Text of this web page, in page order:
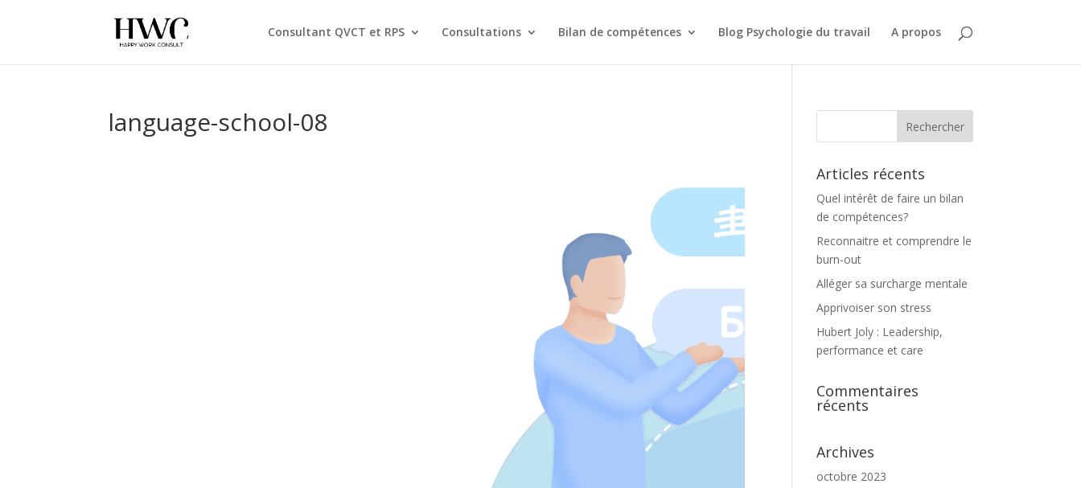
Consultant QVCT et RPS Consultations Bilan de compétences Blog Psychologie du travail A propos
language-school-08
Articles récents
Quel intérêt de faire un bilan
de compétences?
Reconnaitre et comprendre le
burn-out
Alléger sa surcharge mentale
Apprivoiser son stress
Hubert Joly : Leadership,
performance et care
Commentaires
récents
Archives
octobre 2023